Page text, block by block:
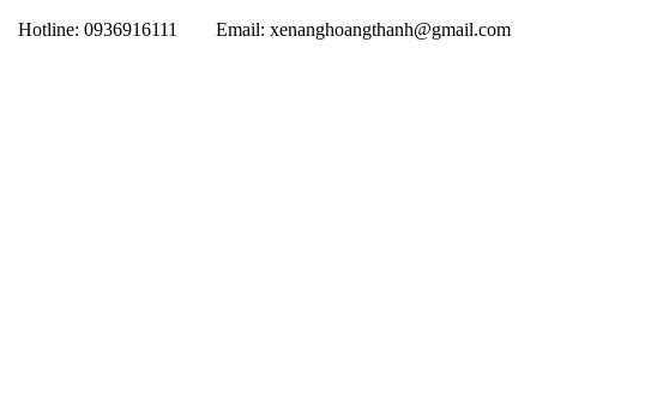
Hotline: 0936916111 Email: xenanghoangthanh@gmail.com